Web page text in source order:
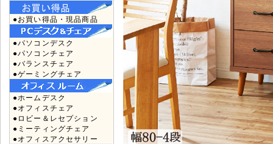
●お買い得品・現品商品
●パソコンデスク
●パソコンチェア
●バランスチェア
●ゲーミングチェア
●ホームデスク
●オフィスチェア
●ロビー＆レセプション
●ミーティングチェア
●オフィスアクセサリー